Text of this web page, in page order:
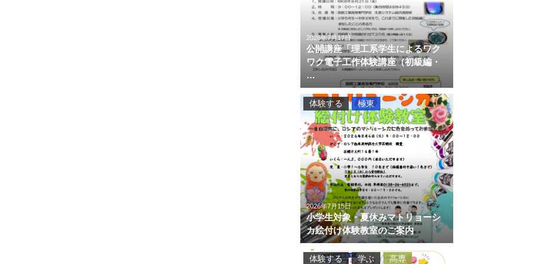
2026年7月17日
公開講座「理工系学生によるワク
ワク電子工作体験講座（初級編・
…
2026年7月15日
小学生対象・夏休みマトリョーシ
カ絵付け体験教室のご案内
体験する 極東
体験する 学ぶ 高専